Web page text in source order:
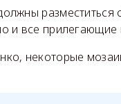
и все
некоторые